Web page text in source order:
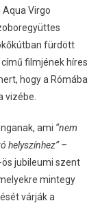
Virgo
fürdött
filmjének híres
hogy a Rómába
vizébe.
ami “nem
helyszínhez” –
jubileumi szent
mintegy
várják a